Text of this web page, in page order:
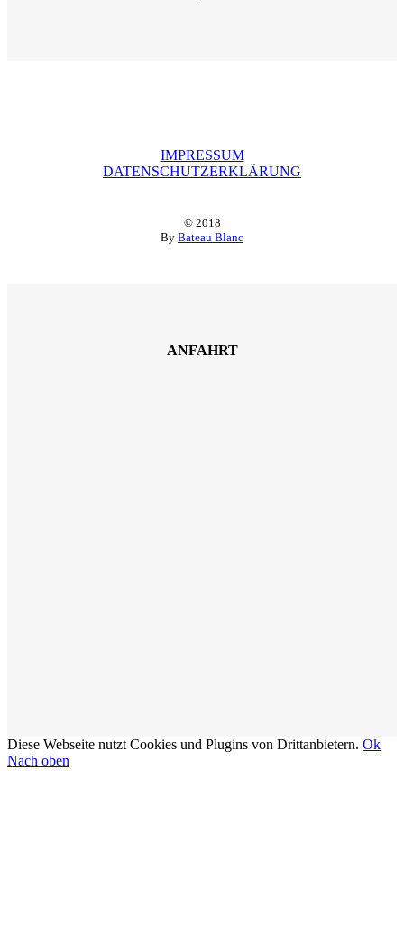
IMPRESSUM
DATENSCHUTZERKLÄRUNG
© 2018
By Bateau Blanc
ANFAHRT
Diese Webseite nutzt Cookies und Plugins von Drittanbietern. Ok
Nach oben